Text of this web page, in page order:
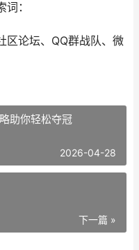
：
区论坛、QQ群战队、微
助你轻松夺冠
2026-04-28
下一篇 »